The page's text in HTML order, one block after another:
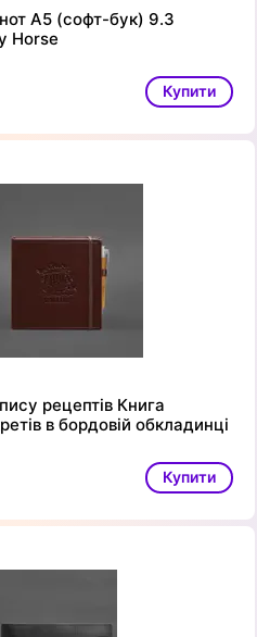
А5 (софт-бук) 9.3
Horse
Купити
рецептів Книга
в бордовій обкладинці
Купити